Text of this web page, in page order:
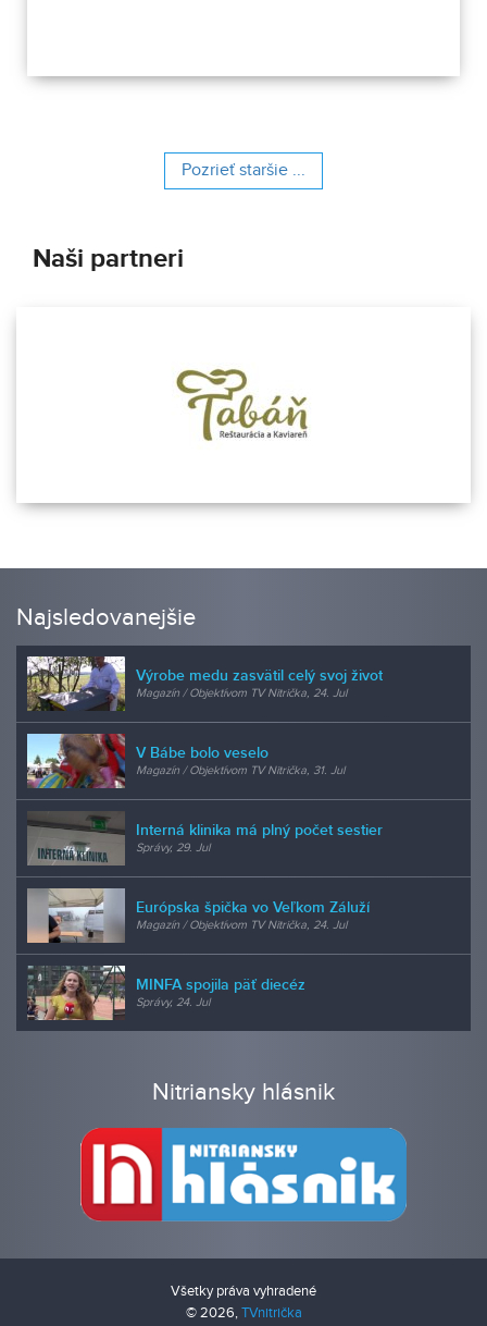
Pozrieť staršie ...
Naši partneri
Najsledovanejšie
Výrobe medu zasvätil celý svoj život
Magazín / Objektívom TV Nitrička, 24. Jul
V Bábe bolo veselo
Magazín / Objektívom TV Nitrička, 31. Jul
Interná klinika má plný počet sestier
Správy, 29. Jul
Európska špička vo Veľkom Záluží
Magazín / Objektívom TV Nitrička, 24. Jul
MINFA spojila päť diecéz
Správy, 24. Jul
Nitriansky hlásnik
Všetky práva vyhradené
© 2026,TVnitrička